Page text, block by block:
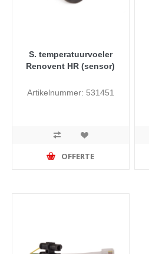
S. temperatuurvoeler
Renovent HR (sensor)
Artikelnummer: 531451
OFFERTE